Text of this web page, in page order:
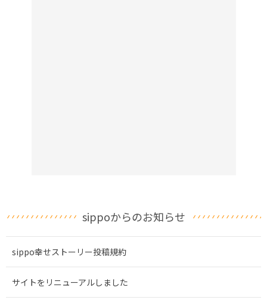
sippoからのお知らせ
sippo幸せストーリー投稿規約
サイトをリニューアルしました